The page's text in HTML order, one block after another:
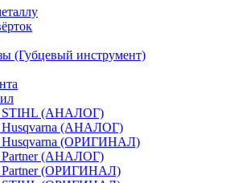
(Губцевый инструмент)
STIHL (АНАЛОГ)
Husqvarna (АНАЛОГ)
Husqvarna (ОРИГИНАЛ)
Partner (АНАЛОГ)
Partner (ОРИГИНАЛ)